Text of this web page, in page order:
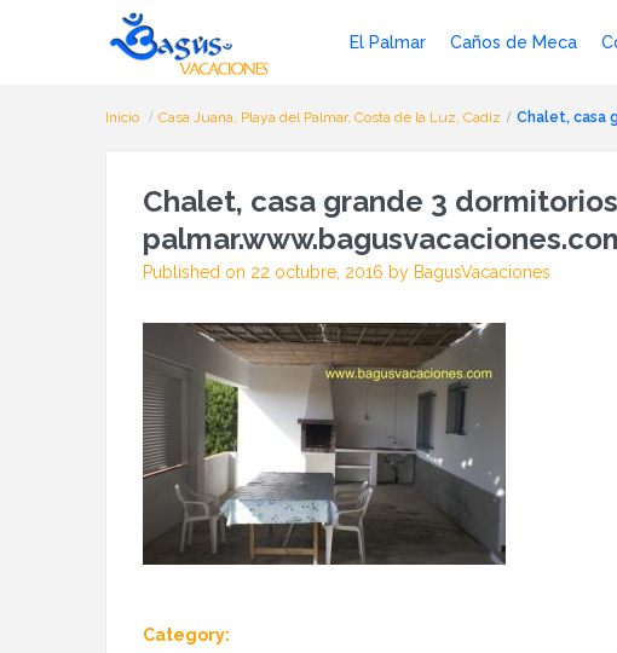
El Palmar Caños de Meca
Inicio Casa Juana, Playa del Palmar, Costa de la Luz, Cadiz Chalet, casa
Chalet, casa grande 3
Published on 22 octubre, 2016 by BagusVacaciones
Category: